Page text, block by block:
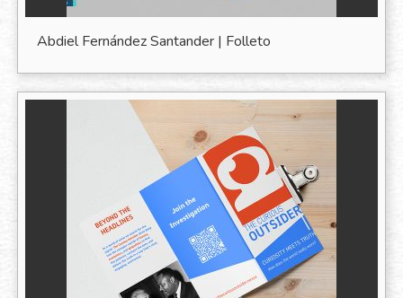
Abdiel Fernández Santander | Folleto